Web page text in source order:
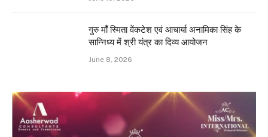
गुरु माँ स्मिता वेंकटेश एवं आचार्या अनामिका सिंह के
सान्निध्य में श्री यंत्र का दिव्य आयोजन
June 8, 2026